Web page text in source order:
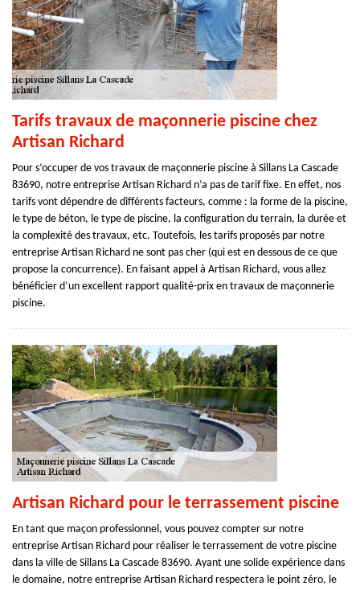
Tarifs travaux de maçonnerie piscine chez
Artisan Richard
Pour s’occuper de vos travaux de maçonnerie piscine à Sillans La Cascade
83690, notre entreprise Artisan Richard n’a pas de tarif fixe. En effet, nos
tarifs vont dépendre de différents facteurs, comme : la forme de la piscine,
le type de béton, le type de piscine, la configuration du terrain, la durée et
la complexité des travaux, etc. Toutefois, les tarifs proposés par notre
entreprise Artisan Richard ne sont pas cher (qui est en dessous de ce que
propose la concurrence). En faisant appel à Artisan Richard, vous allez
bénéficier d’un excellent rapport qualité-prix en travaux de maçonnerie
piscine.
Artisan Richard pour le terrassement piscine
En tant que maçon professionnel, vous pouvez compter sur notre
entreprise Artisan Richard pour réaliser le terrassement de votre piscine
dans la ville de Sillans La Cascade 83690. Ayant une solide expérience dans
le domaine, notre entreprise Artisan Richard respectera le point zéro, le